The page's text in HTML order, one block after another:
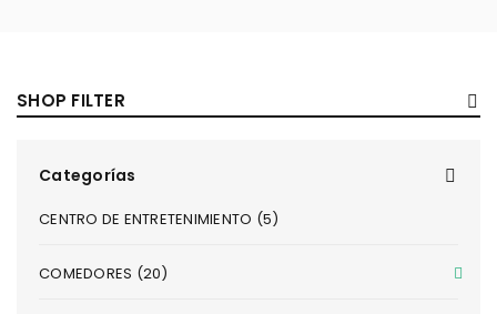
SHOP FILTER
Categorías
CENTRO DE ENTRETENIMIENTO (5)
COMEDORES (20)